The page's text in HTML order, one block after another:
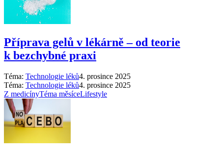
Příprava gelů v lékárně –⁠ od teorie
k bezchybné praxi
Téma: Technologie léků4. prosince 2025
Téma: Technologie léků4. prosince 2025
Z medicínyTéma měsíceLifestyle